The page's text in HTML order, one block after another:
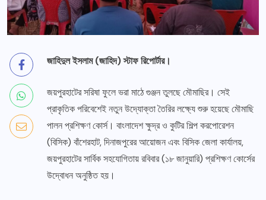
জাহিদুল ইসলাম (জাহিদ) স্টাফ রিপোর্টার।
জয়পুরহাটের সরিষা ফুলে ভরা মাঠে গুঞ্জন তুলছে মৌমাছির। সেই
প্রাকৃতিক পরিবেশেই নতুন উদ্যোক্তা তৈরির লক্ষ্যে শুরু হয়েছে মৌমাছি
পালন প্রশিক্ষণ কোর্স। বাংলাদেশ ক্ষুদ্র ও কুটির শিল্প করপোরেশন
(বিসিক) বাঁশেরহাট, দিনাজপুরের আয়োজন এবং বিসিক জেলা কার্যালয়,
জয়পুরহাটের সার্বিক সহযোগিতায় রবিবার (১৮ জানুয়ারি) প্রশিক্ষণ কোর্সের
উদ্বোধন অনুষ্ঠিত হয়।